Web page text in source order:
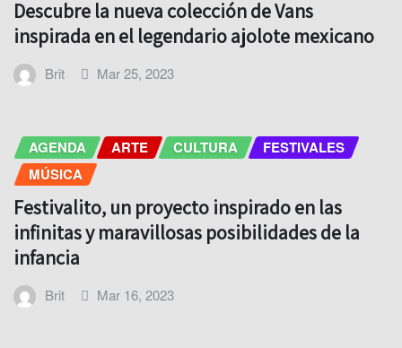
Descubre la nueva colección de Vans
inspirada en el legendario ajolote mexicano
Brit Mar 25, 2023
AGENDA ARTE CULTURA
FESTIVALES
MÚSICA
Festivalito, un proyecto inspirado en las
infinitas y maravillosas posibilidades de la
infancia
Brit Mar 16, 2023